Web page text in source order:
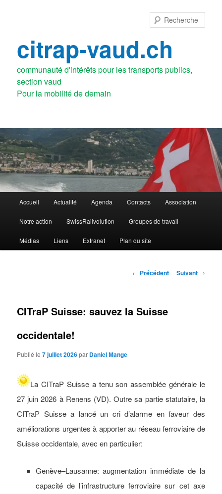
citrap-vaud.ch
communauté d'intérêts pour les transports publics,
section vaud
principal
Accueil Actualité Agenda Contacts Association
Notre action SwissRailvolution Groupes de travail
Médias Liens Extranet Plan du site
Navigation
← Précédent Suivant →
CITraP Suisse: sauvez la Suisse
occidentale!
Publié le7 juillet 2026par Daniel Mange
La CITraP Suissea tenu son assemblée générale le
27 juin 2026 à Renens (VD). Outre sa partie statutaire, la
CITraP Suisse a lancé un cri d’alarme en faveur des
améliorations urgentes à apporter au réseau ferroviaire de
Suisse occidentale, avec en particulier:
Genève–Lausanne: augmentation immédiate de la
capacité de l’infrastructure ferroviaire sur cet axe